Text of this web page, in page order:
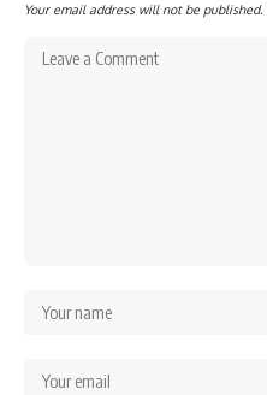
Your email address will not be published.